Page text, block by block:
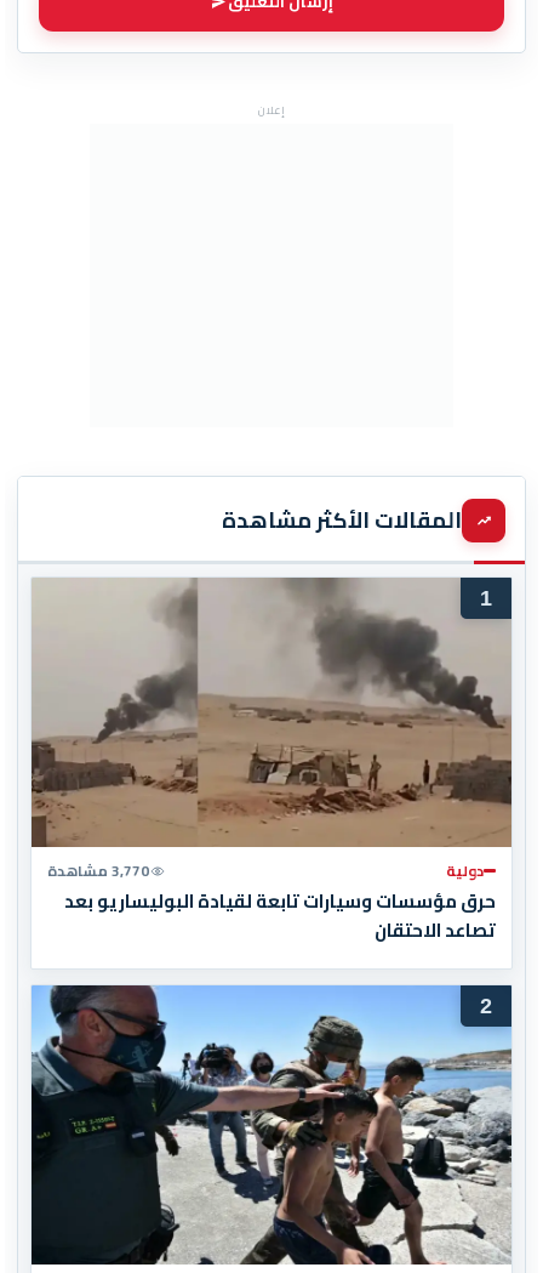
إعلان
المقالات الأكثر مشاهدة
1
دولية 3,770 مشاهدة
حرق مؤسسات وسيارات تابعة لقيادة البوليساريو بعد
تصاعد الاحتقان
2